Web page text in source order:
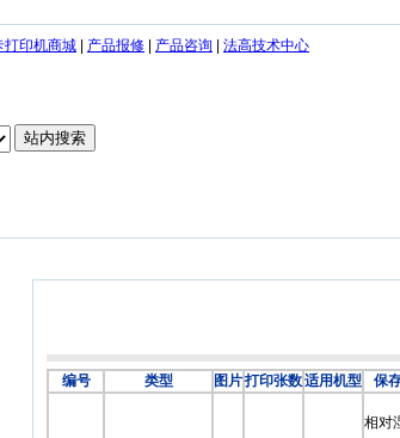
打印机商城 产品报修 产品咨询 法高技术中心
编号 类型 图片打印张数适用机型 保
相对